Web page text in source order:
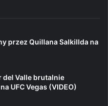
przez Quillana Salkillda na
del Valle brutalnie
UFC Vegas (VIDEO)